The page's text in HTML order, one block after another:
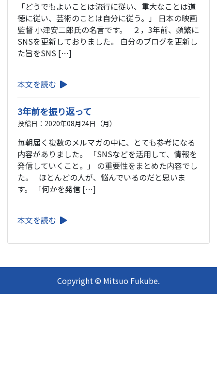
「どうでもよいことは流行に従い、重大なことは道
徳に従い、芸術のことは自分に従う。」 日本の映画
監督 小津安二郎氏の名言です。 ２，3年前、頻繁に
SNSを更新しておりました。 自分のブログを更新し
た旨をSNS […]
本文を読む
3年前を振り返って
投稿日：2020年08月24日（月）
毎朝届く複数のメルマガの中に、とても参考になる
内容がありました。 「SNSなどを活用して、情報を
発信していくこと。」 の重要性をまとめた内容でし
た。 ほとんどの人が、悩んでいるのだと思いま
す。 「何かを発信 […]
本文を読む
Copyright © Mitsuo Fukube.